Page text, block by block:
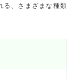
る、さまざまな種類